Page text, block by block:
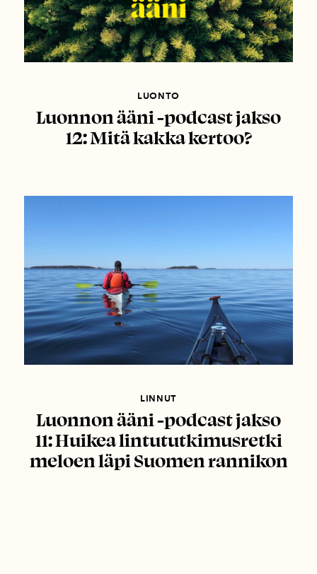
LUONTO
Luonnon ääni -podcast jakso
12: Mitä kakka kertoo?
LINNUT
Luonnon ääni -podcast jakso
11: Huikea lintututkimusretki
meloen läpi Suomen rannikon